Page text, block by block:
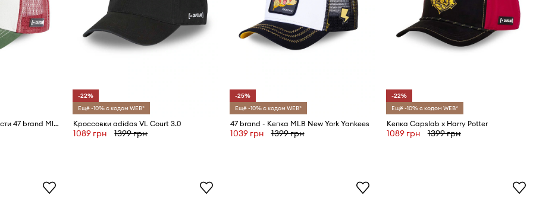
Кепка из смесовой шерсти 47 brand Mlb New York Yankees
-22%
Ещё -10% с кодом WEB*
Кроссовки adidas VL Court 3.0
1089 грн 1399 грн
-25%
Ещё -10% с кодом WEB*
47 brand - Кепка MLB New York Yankees
1039 грн 1399 грн
-22%
Ещё -10% с кодом WEB*
Кепка Capslab x Harry Potter
1089 грн 1399 грн